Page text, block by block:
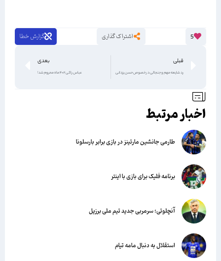
5 اشتراک گذاری گزارش خطا
قبلی
رد شایعه مهم و جنجالی در خصوص حسن یزدانی
بعدی
عباس راکی 2+4 ماه محروم شد!
اخبار مرتبط
طارمی جانشین مارتینز در بازی برابر بارسلونا
برنامه فلیک برای بازی با اینتر
آنچلوتی؛ سرمربی جدید تیم ملی برزیل
استقلال به دنبال مامه تیام